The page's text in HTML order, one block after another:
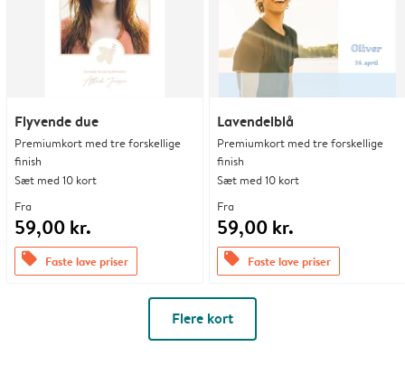
Flyvende due
Premiumkort med tre forskellige
finish
Sæt med 10 kort
Fra
59,00 kr.
offers Faste lave priser
Lavendelblå
Premiumkort med tre forskellige
finish
Sæt med 10 kort
Fra
59,00 kr.
offers Faste lave priser
Flere kort